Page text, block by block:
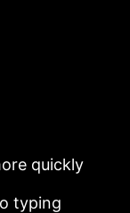
quickly
typing